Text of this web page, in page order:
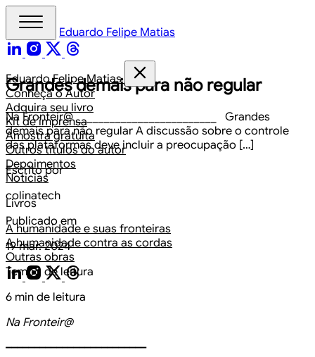
Eduardo Felipe Matias
Eduardo Felipe Matias
Conheça o Autor
Adquira seu livro
Kit de imprensa
Amostra gratuita
Outros títulos do autor
Depoimentos
Notícias
Livros
A humanidade e suas fronteiras
A humanidade contra as cordas
Outras obras
Grandes demais para não regular
Na Fronteir@ _________________________ Grandes
demais para não regular A discussão sobre o controle
das plataformas deve incluir a preocupação […]
Escrito por
colinatech
Publicado em
19 mar. 2024
Tempo de leitura
6 min de leitura
NaFronteir@